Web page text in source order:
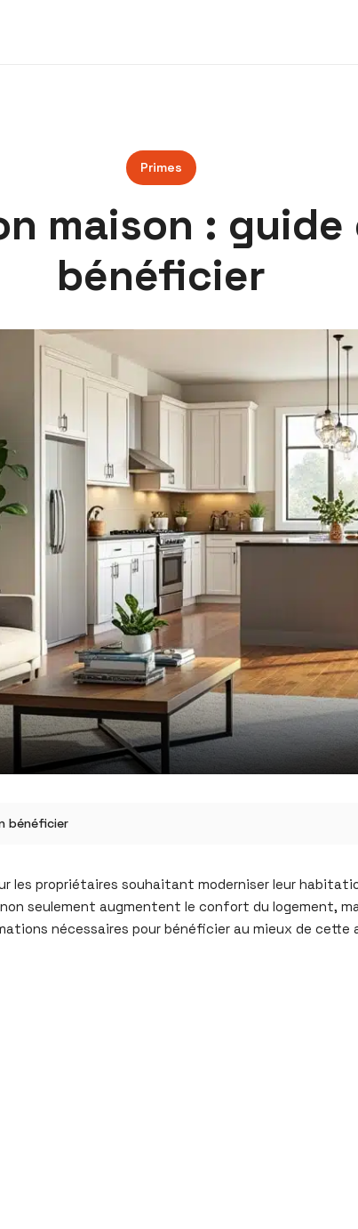
Primes
maison :
bénéficier
bénéficier
les propriétaires souhaitant moderniser leur
seulement augmentent le confort du logement,
nécessaires pour bénéficier au mieux de